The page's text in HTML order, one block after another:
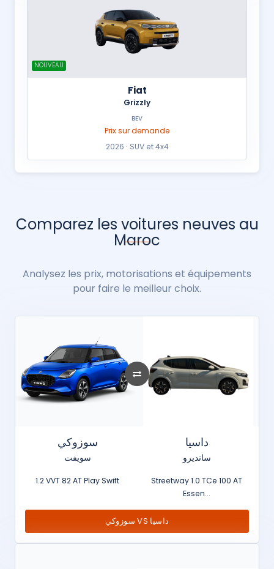
NOUVEAU
Fiat
Grizzly
BEV
Prix sur demande
2026 · SUV et 4x4
Comparez les voitures neuves au
Maroc
Analysez les prix, motorisations et équipements
pour faire le meilleur choix.
سوزوكي
سويفت
1.2 VVT 82 AT Play Swift
داسيا
سانديرو
Streetway 1.0 TCe 100 AT
Essen...
سوزوكي VS داسيا